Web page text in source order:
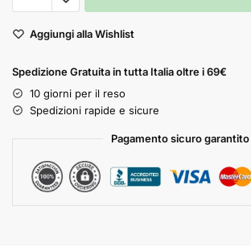
Aggiungi alla Wishlist
Spedizione Gratuita in tutta Italia oltre i 69€
10 giorni per il reso
Spedizioni rapide e sicure
Pagamento sicuro garantito